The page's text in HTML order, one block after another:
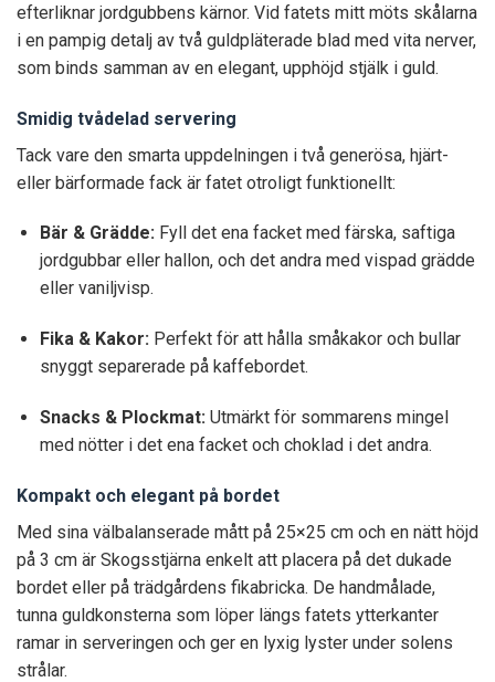
efterliknar jordgubbens kärnor. Vid fatets mitt möts skålarna
i en pampig detalj av två guldpläterade blad med vita nerver,
som binds samman av en elegant, upphöjd stjälk i guld.
Smidig tvådelad servering
Tack vare den smarta uppdelningen i två generösa, hjärt-
eller bärformade fack är fatet otroligt funktionellt:
Bär & Grädde:Fyll det ena facket med färska, saftiga
jordgubbar eller hallon, och det andra med vispad grädde
eller vaniljvisp.
Fika & Kakor:Perfekt för att hålla småkakor och bullar
snyggt separerade på kaffebordet.
Snacks & Plockmat:Utmärkt för sommarens mingel
med nötter i det ena facket och choklad i det andra.
Kompakt och elegant på bordet
Med sina välbalanserade mått på 25×25 cm och en nätt höjd
på 3 cm är Skogsstjärna enkelt att placera på det dukade
bordet eller på trädgårdens fikabricka. De handmålade,
tunna guldkonsterna som löper längs fatets ytterkanter
ramar in serveringen och ger en lyxig lyster under solens
strålar.